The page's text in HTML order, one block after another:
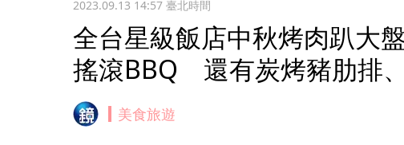
2023.09.13 14:57臺北時間
全台星級飯店中秋烤肉趴大
搖滾BBQ 還有炭烤豬肋排
美食旅遊